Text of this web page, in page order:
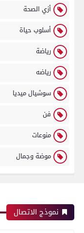
أزي الصحة
أسلوب حياة
رياضة
رياضه
سوشيال ميديا
فن
منوعات
موضة وجمال
نموذج الاتصال